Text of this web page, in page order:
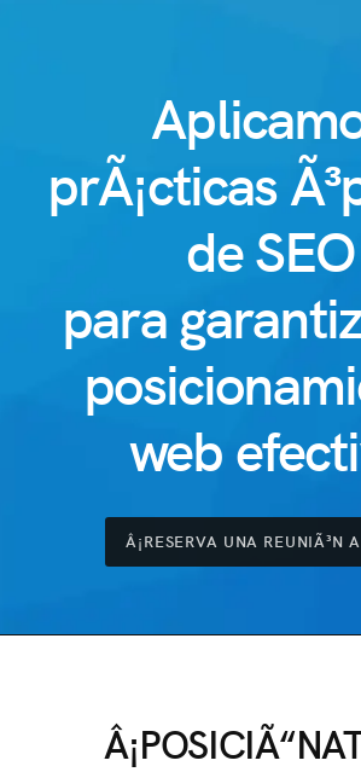
prÃ¡cticas
de SEO
para
web
Â¡RESERVA UNA REUNIÃ³N